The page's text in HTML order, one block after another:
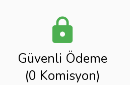
lock
Güvenli Ödeme
(0 Komisyon)